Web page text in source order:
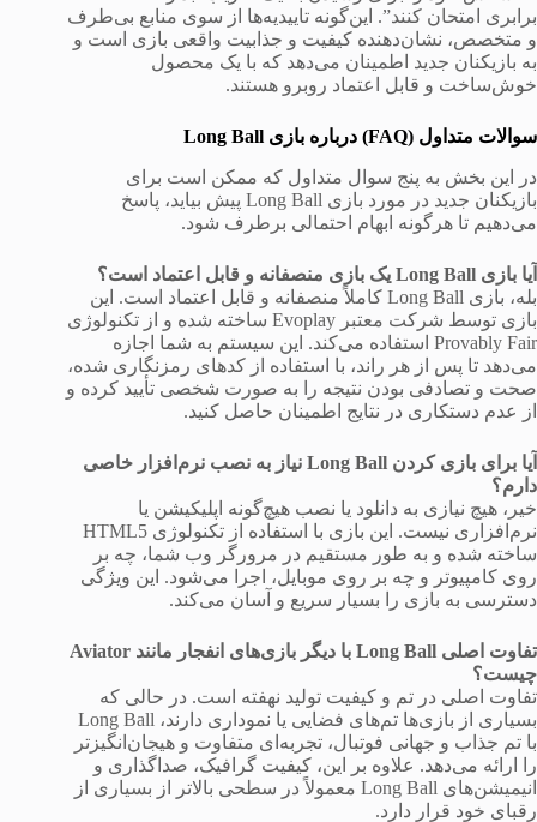
برابری امتحان کنند”. این‌گونه تاییدیه‌ها از سوی منابع بی‌طرف
و متخصص، نشان‌دهنده کیفیت و جذابیت واقعی بازی است و
به بازیکنان جدید اطمینان می‌دهد که با یک محصول
خوش‌ساخت و قابل اعتماد روبرو هستند.
سوالات متداول (FAQ) درباره بازی Long Ball
در این بخش به پنج سوال متداول که ممکن است برای
بازیکنان جدید در مورد بازی Long Ball پیش بیاید، پاسخ
می‌دهیم تا هرگونه ابهام احتمالی برطرف شود.
آیا بازی Long Ball یک بازی منصفانه و قابل اعتماد است؟
بله، بازی Long Ball کاملاً منصفانه و قابل اعتماد است. این
بازی توسط شرکت معتبر Evoplay ساخته شده و از تکنولوژی
Provably Fair استفاده می‌کند. این سیستم به شما اجازه
می‌دهد تا پس از هر راند، با استفاده از کدهای رمزنگاری شده،
صحت و تصادفی بودن نتیجه را به صورت شخصی تأیید کرده و
از عدم دستکاری در نتایج اطمینان حاصل کنید.
آیا برای بازی کردن Long Ball نیاز به نصب نرم‌افزار خاصی
دارم؟
خیر، هیچ نیازی به دانلود یا نصب هیچ‌گونه اپلیکیشن یا
نرم‌افزاری نیست. این بازی با استفاده از تکنولوژی HTML5
ساخته شده و به طور مستقیم در مرورگر وب شما، چه بر
روی کامپیوتر و چه بر روی موبایل، اجرا می‌شود. این ویژگی
دسترسی به بازی را بسیار سریع و آسان می‌کند.
تفاوت اصلی Long Ball با دیگر بازی‌های انفجار مانند Aviator
چیست؟
تفاوت اصلی در تم و کیفیت تولید نهفته است. در حالی که
بسیاری از بازی‌ها تم‌های فضایی یا نموداری دارند، Long Ball
با تم جذاب و جهانی فوتبال، تجربه‌ای متفاوت و هیجان‌انگیزتر
را ارائه می‌دهد. علاوه بر این، کیفیت گرافیک، صداگذاری و
انیمیشن‌های Long Ball معمولاً در سطحی بالاتر از بسیاری از
رقبای خود قرار دارد.